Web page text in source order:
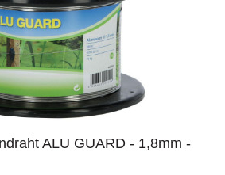
ALU GUARD - 1,8mm -